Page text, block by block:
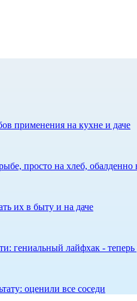
применения на кухне и даче
просто на хлеб, обалденно
их в быту и на даче
гениальный лайфхак - теперь
оценили все соседи